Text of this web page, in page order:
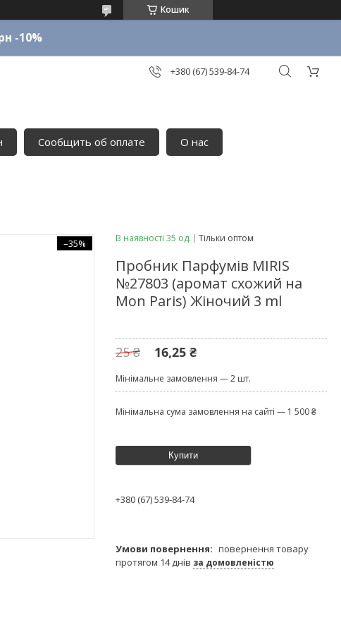
Кошик
-10%
+380 (67) 539-84-74
Сообщить об оплате О нас
–35% В наявності 35 од. Тільки оптом
Пробник Парфумів MIRIS
№27803 (аромат схожий на
Mon Paris) Жіночий 3 ml
25 ₴ 16,25 ₴
Мінімальне замовлення — 2 шт.
Мінімальна сума замовлення на сайті — 1 500 ₴
Купити
+380 (67) 539-84-74
повернення товару
протягом 14 днів за домовленістю